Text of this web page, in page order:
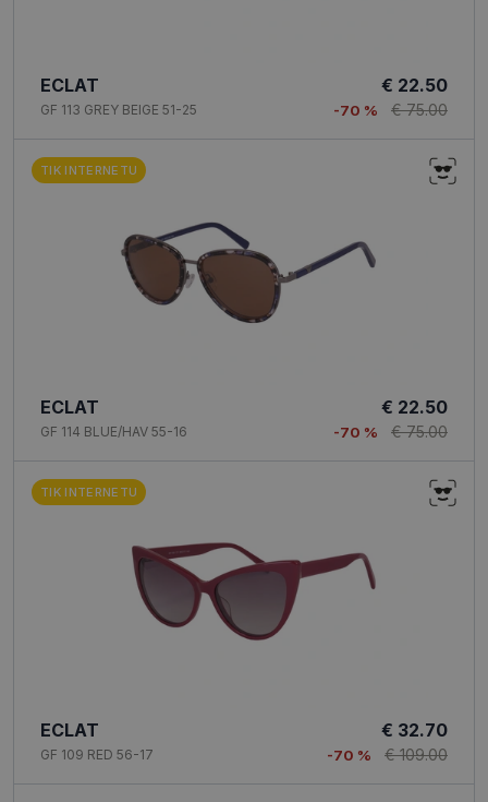
ECLAT
GF 113 GREY BEIGE 51-25
€ 22.50
-70 % € 75.00
TIK INTERNETU
ECLAT
GF 114 BLUE/HAV 55-16
€ 22.50
-70 % € 75.00
TIK INTERNETU
ECLAT
GF 109 RED 56-17
€ 32.70
-70 % € 109.00